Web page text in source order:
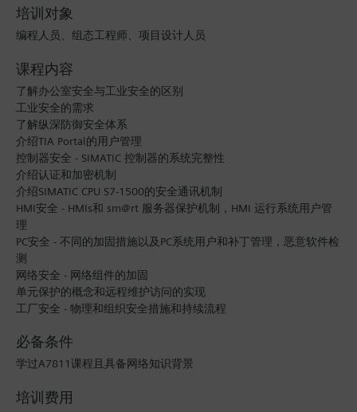
培训对象
编程人员、组态工程师、项目设计人员
课程内容
了解办公室安全与工业安全的区别
工业安全的需求
了解纵深防御安全体系
介绍TIA Portal的用户管理
控制器安全 - SIMATIC 控制器的系统完整性
介绍认证和加密机制
介绍SIMATIC CPU S7-1500的安全通讯机制
HMI安全 - HMIs和 sm@rt 服务器保护机制，HMI 运行系统用户管
理
PC安全 - 不同的加固措施以及PC系统用户和补丁管理，恶意软件检
测
网络安全 - 网络组件的加固
单元保护的概念和远程维护访问的实现
工厂安全 - 物理和组织安全措施和持续流程
必备条件
学过A7811课程且具备网络知识背景
培训费用